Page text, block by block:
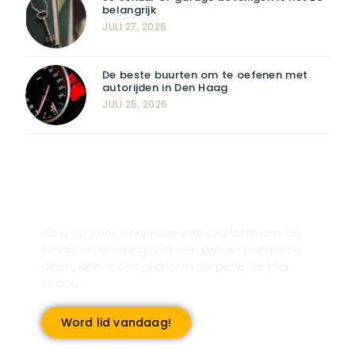
belangrijk
JULI 27, 2026
De beste buurten om te oefenen met
autorijden in Den Haag
JULI 25, 2026
Word lid vandaag!